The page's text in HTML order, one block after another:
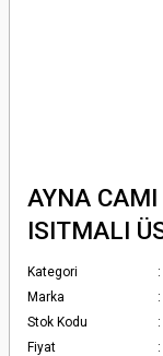
AYNA
ISITMALI
Kategori
Marka
Stok Kodu
Fiyat